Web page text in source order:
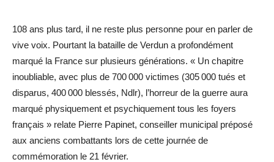
108 ans plus tard, il ne reste plus personne pour en parler de
vive voix. Pourtant la bataille de Verdun a profondément
marqué la France sur plusieurs générations. « Un chapitre
inoubliable, avec plus de 700 000 victimes (305 000 tués et
disparus, 400 000 blessés, Ndlr), l’horreur de la guerre aura
marqué physiquement et psychiquement tous les foyers
français » relate Pierre Papinet, conseiller municipal préposé
aux anciens combattants lors de cette journée de
commémoration le 21 février.